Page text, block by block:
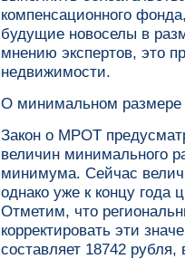
компенсационного
будущие новоселы в
мнению экспертов, это
недвижимости.
О минимальном размере
Закон о МРОТ
величин минимального
минимума. Сейчас
однако уже к концу года
Отметим, что
корректировать эти
составляет 18742